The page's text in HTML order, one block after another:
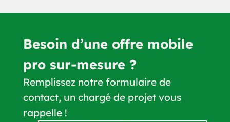
Besoin d’une offre mobile
pro sur-mesure ?
Remplissez notre formulaire de
contact, un chargé de projet vous
rappelle !